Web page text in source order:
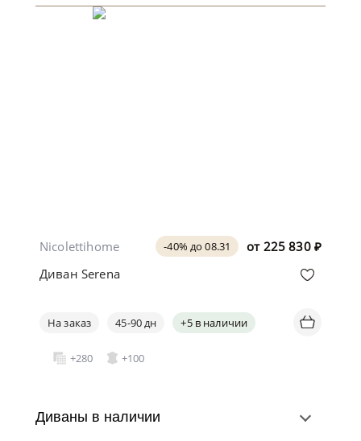
от 225 830 ₽
-40% до 08.31
Nicolettihome
Диван Serena
На заказ 45-90 дн +5 в наличии
+280 +100
Диваны в наличии